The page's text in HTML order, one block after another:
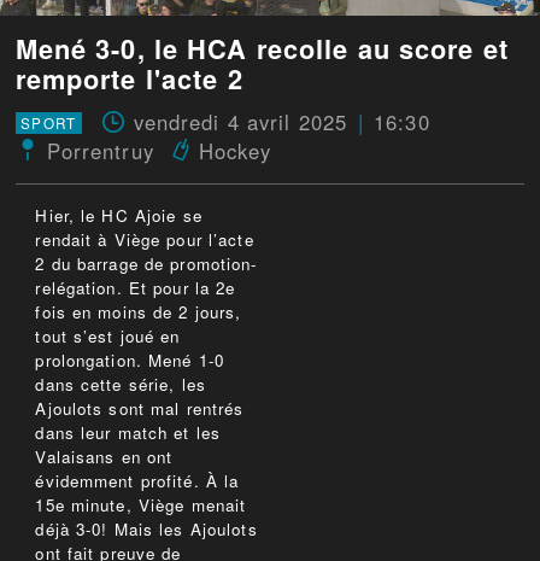
Mené 3-0, le HCA recolle au score et
remporte l'acte 2
SPORT vendredi 4 avril 2025
16:30
Porrentruy
Hockey
Hier, le HC Ajoie se
rendait à Viège pour l’acte
2 du barrage de promotion-
relégation. Et pour la 2e
fois en moins de 2 jours,
tout s’est joué en
prolongation. Mené 1-0
dans cette série, les
Ajoulots sont mal rentrés
dans leur match et les
Valaisans en ont
évidemment profité. À la
15e minute, Viège menait
déjà 3-0! Mais les Ajoulots
ont fait preuve de